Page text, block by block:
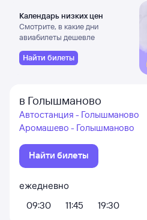
Календарь низких цен
Смотрите, в какие дни
авиабилеты дешевле
Найти билеты
в Голышманово
Автостанция - Голышманово
Аромашево - Голышманово
Найти билеты
ежедневно
09:30
11:45 19:30